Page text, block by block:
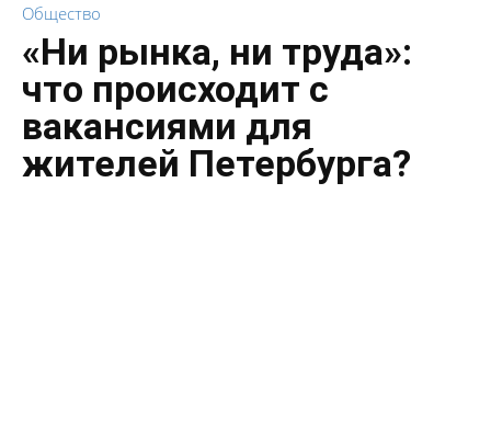
Общество
«Ни рынка, ни труда»:
что происходит с
вакансиями для
жителей Петербурга?